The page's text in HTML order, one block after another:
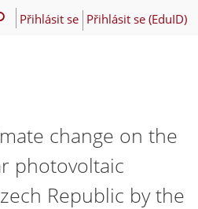
Přihlásit se Přihlásit se (EduID)
change on the
photovoltaic
Republic by the